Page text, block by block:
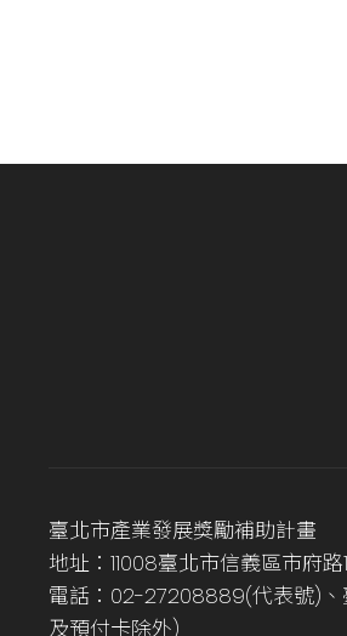
臺北市產業發展獎勵補助計畫
地址：11008臺北市信義區市府
電話：02-27208889(代表號)、
及預付卡除外)